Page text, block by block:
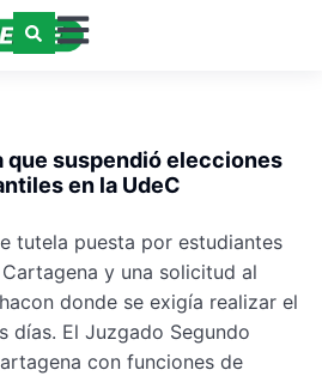
que suspendió elecciones
en la UdeC
tutela puesta por estudiantes
y una solicitud al
donde se exigía realizar el
días. El Juzgado Segundo
con funciones de